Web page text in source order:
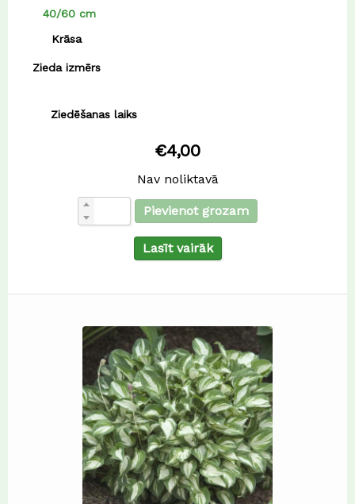
40/60 cm
Krāsa
Zieda izmērs
Ziedēšanas laiks
€4,00
Nav noliktavā
Pievienot grozam
Lasīt vairāk